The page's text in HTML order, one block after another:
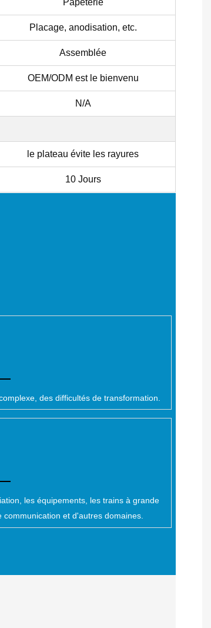
Placage, anodisation, etc.
Assemblée
OEM/ODM est le bienvenu
N/A
le plateau évite les rayures
10 Jours
des difficultés de transformation.
les équipements, les trains à grande
et d'autres domaines.